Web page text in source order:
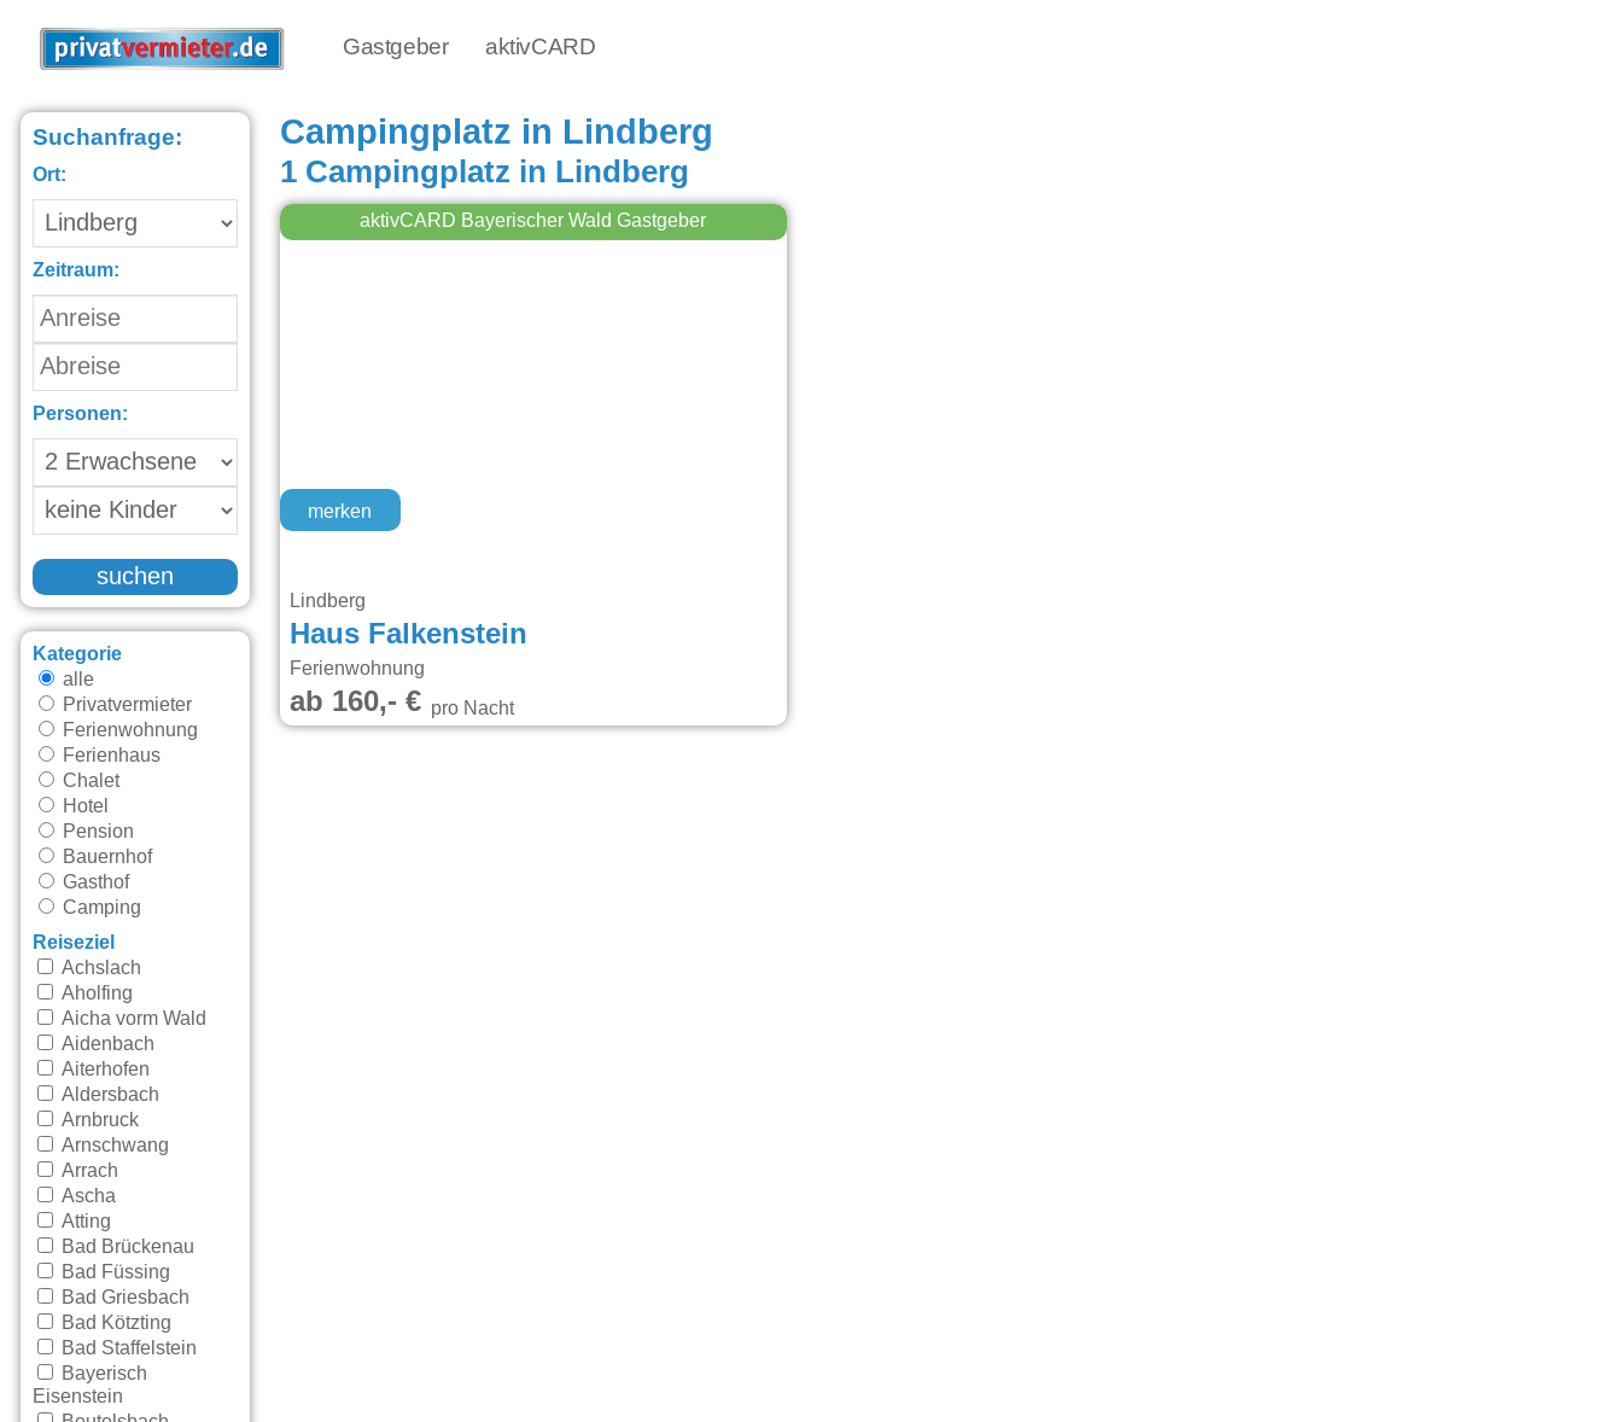
Gastgeber aktivCARD
Suchanfrage:
Ort:
Zeitraum:
Personen:
suchen
Kategorie
alle
Privatvermieter
Ferienwohnung
Ferienhaus
Chalet
Hotel
Pension
Bauernhof
Gasthof
Camping
Reiseziel
Achslach
Aholfing
Aicha vorm Wald
Aidenbach
Aiterhofen
Aldersbach
Arnbruck
Arnschwang
Arrach
Ascha
Atting
Bad Brückenau
Bad Füssing
Bad Griesbach
Bad Kötzting
Bad Staffelstein
Bayerisch
Eisenstein
Campingplatz in Lindberg
1 Campingplatz in Lindberg
merken
aktivCARD Bayerischer Wald Gastgeber
Lindberg
Haus Falkenstein
Ferienwohnung
ab 160,- € pro Nacht